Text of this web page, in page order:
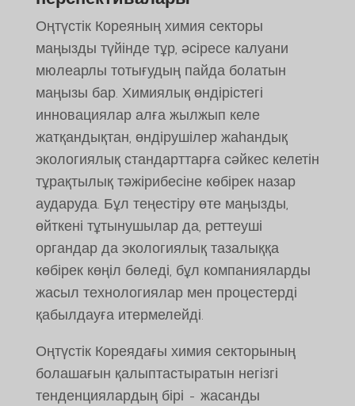
Оңтүстік Кореяның химия секторы
маңызды түйінде тұр, әсіресе калуани
мюлеарлы тотығудың пайда болатын
маңызы бар. Химиялық өндірістегі
инновациялар алға жылжып келе
жатқандықтан, өндірушілер жаһандық
экологиялық стандарттарға сәйкес келетін
тұрақтылық тәжірибесіне көбірек назар
аударуда. Бұл теңестіру өте маңызды,
өйткені тұтынушылар да, реттеуші
органдар да экологиялық тазалыққа
көбірек көңіл бөледі, бұл компанияларды
жасыл технологиялар мен процестерді
қабылдауға итермелейді.
Оңтүстік Кореядағы химия секторының
болашағын қалыптастыратын негізгі
тенденциялардың бірі - жасанды